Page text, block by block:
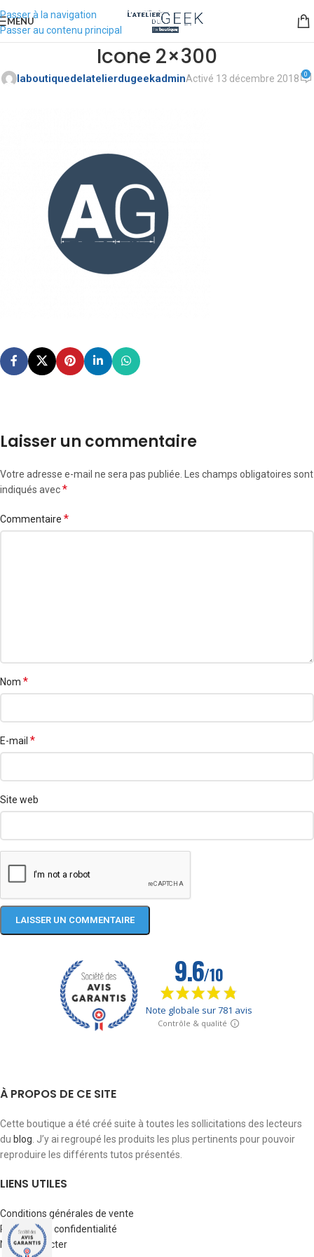
Passer à la navigation
Passer au contenu principal
MENU
Icone 2×300
laboutiquedelatelierdugeekadminActivé 13 décembre 2018 0
Laisser un commentaire
Votre adresse e-mail ne sera pas publiée. Les champs obligatoires sont
indiqués avec*
Commentaire *
Nom *
E-mail *
Site web
À PROPOS DE CE SITE
Cette boutique a été créé suite à toutes les sollicitations des lecteurs
du blog . J’y ai regroupé les produits les plus pertinents pour pouvoir
reproduire les différents tutos présentés.
LIENS UTILES
Conditions générales de vente
Politique de confidentialité
Nous contacter